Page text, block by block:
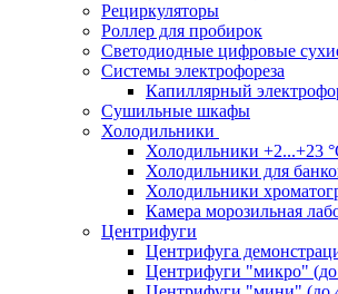
Рециркуляторы
Роллер для пробирок
Светодиодные цифровые
Системы электрофореза
Капиллярный
Сушильные шкафы
Холодильники
Холодильники +2...+23
Холодильники для
Холодильники
Камера морозильная
Центрифуги
Центрифуга
Центрифуги "микро"